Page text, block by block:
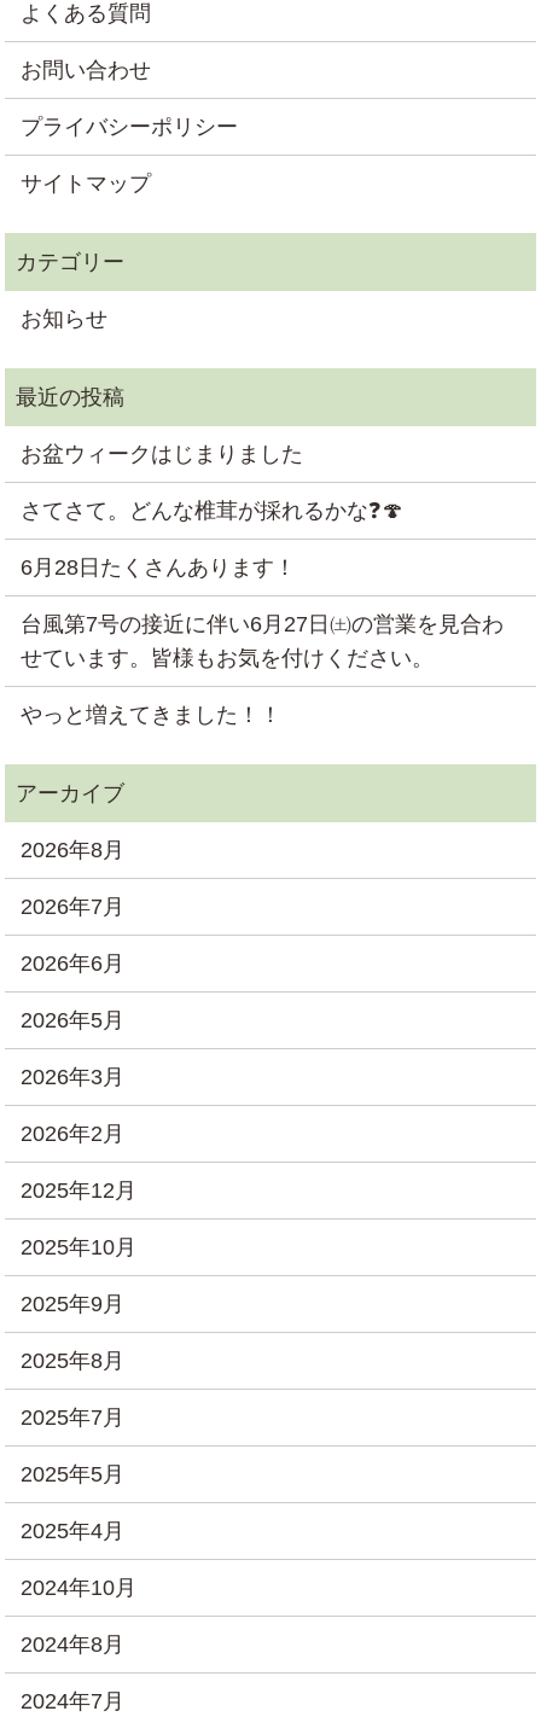
よくある質問
お問い合わせ
プライバシーポリシー
サイトマップ
お知らせ
お盆ウィークはじまりました
さてさて。どんな椎茸が採れるかな❓🍄
6月28日たくさんあります！
台風第7号の接近に伴い6月27日㈯の営業を見合わ
せています。皆様もお気を付けください。
やっと増えてきました！！
2026年8月
2026年7月
2026年6月
2026年5月
2026年3月
2026年2月
2025年12月
2025年10月
2025年9月
2025年8月
2025年7月
2025年5月
2025年4月
2024年10月
2024年8月
2024年7月